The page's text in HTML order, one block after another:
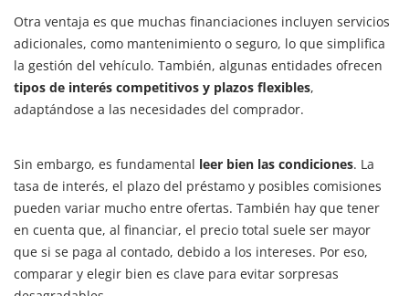
Otra ventaja es que muchas financiaciones incluyen servicios
adicionales, como mantenimiento o seguro, lo que simplifica
la gestión del vehículo. También, algunas entidades ofrecen
tipos de interés competitivos y plazos flexibles,
adaptándose a las necesidades del comprador.
Sin embargo, es fundamental leer bien las condiciones. La
tasa de interés, el plazo del préstamo y posibles comisiones
pueden variar mucho entre ofertas. También hay que tener
en cuenta que, al financiar, el precio total suele ser mayor
que si se paga al contado, debido a los intereses. Por eso,
comparar y elegir bien es clave para evitar sorpresas